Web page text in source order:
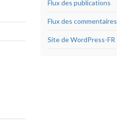
Flux des publications
Flux des commentaires
Site de WordPress-FR